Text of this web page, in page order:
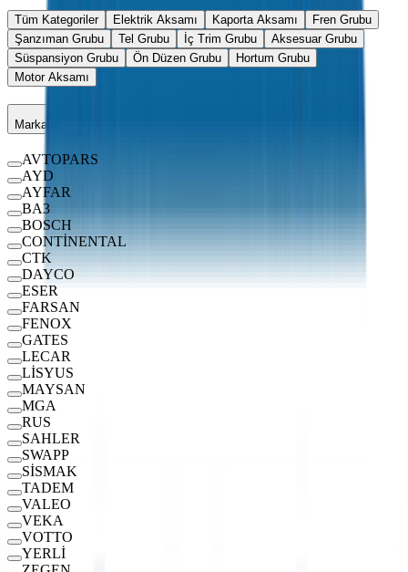
Tüm Kategoriler Elektrik Aksamı Kaporta Aksamı
Fren Grubu
Şanzıman Grubu
Tel Grubu İç Trim Grubu
Aksesuar Grubu
Süspansiyon Grubu
Ön Düzen Grubu
Hortum Grubu
Motor Aksamı
Markalar
AVTOPARS
AYD
AYFAR
BA3
BOSCH
CONTİNENTAL
CTK
DAYCO
ESER
FARSAN
FENOX
GATES
LECAR
LİSYUS
MAYSAN
MGA
RUS
SAHLER
SWAPP
SİSMAK
TADEM
VALEO
VEKA
VOTTO
YERLİ